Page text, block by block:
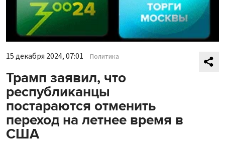
15 декабря 2024, 07:01 Политика
Трамп заявил, что
республиканцы
постараются отменить
переход на летнее время в
США